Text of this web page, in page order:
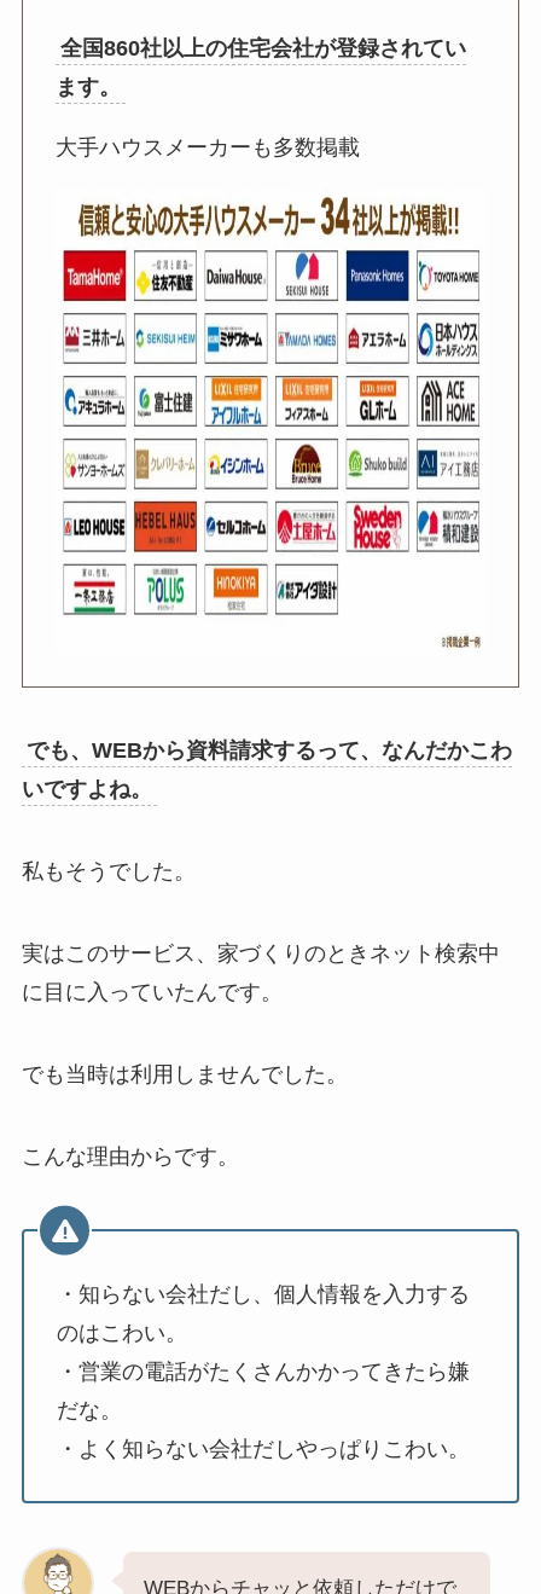
全国860社以上の住宅会社が登録されてい
ます。
大手ハウスメーカーも多数掲載
でも、WEBから資料請求するって、なんだかこわ
いですよね。
私もそうでした。
実はこのサービス、家づくりのときネット検索中
に目に入っていたんです。
でも当時は利用しませんでした。
こんな理由からです。
・知らない会社だし、個人情報を入力する
のはこわい。
・営業の電話がたくさんかかってきたら嫌
だな。
・よく知らない会社だしやっぱりこわい。
WEBからチャッと依頼しただけで